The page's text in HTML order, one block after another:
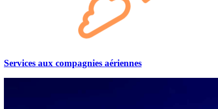
Services aux compagnies aériennes